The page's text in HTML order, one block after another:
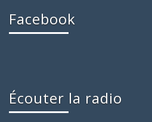
Facebook
Écouter la radio